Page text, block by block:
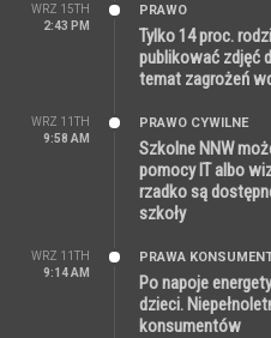
WRZ 15TH
2:43 PM
PRAWO
Tylko 14 proc.
publikować zdjęć
temat zagrożeń
WRZ 11TH
9:58 AM
PRAWO CYWILNE
Szkolne NNW
pomocy IT albo
rzadko są
szkoły
WRZ 11TH
9:14 AM
PRAWA
Po napoje
dzieci.
konsumentów